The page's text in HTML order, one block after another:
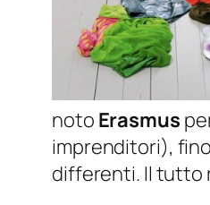
noto Erasmus
imprenditori),
differenti. Il tutto